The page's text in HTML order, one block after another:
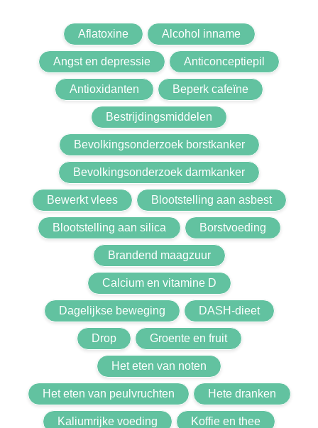
Aflatoxine Alcohol inname
Angst en depressie Anticonceptiepil
Antioxidanten Beperk cafeïne
Bestrijdingsmiddelen
Bevolkingsonderzoek borstkanker
Bevolkingsonderzoek darmkanker
Bewerkt vlees Blootstelling aan asbest
Blootstelling aan silica Borstvoeding
Brandend maagzuur
Calcium en vitamine D
Dagelijkse beweging DASH-dieet
Drop Groente en fruit
Het eten van noten
Het eten van peulvruchten Hete dranken
Kaliumrijke voeding Koffie en thee